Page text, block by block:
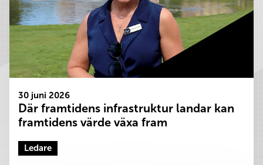
30 juni 2026
Där framtidens infrastruktur landar kan
framtidens värde växa fram
Ledare